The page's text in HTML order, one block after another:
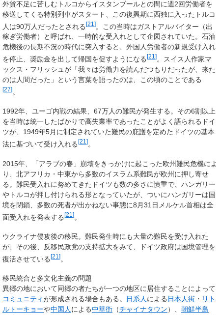
外貨不足に苦しむトルコからイスタンブールとの間に週2回労働者を
移送してくる特別列車がスタート、この復興期に西独に入ったトルコ
人は90万人だったとされる[21 ]。この当時はガストアルバイター（出
稼ぎ労働者）と呼ばれ、一時的な受入れとして企図されていた。石油
危機後の長期不況の時代に突入すると、外国人労働者の新規受け入れ
を停止、奨励金を出して帰国を促すようになる [21 ] 。スイス人作家マ
ックス・フリッシュが「我々は労働力を読んだつもりだったが、来た
のは人間だった」という言葉を語ったのは、この頃のことである
[27] 。
1992年、ユーゴ内戦の結果、67万人の難民が発生する。その6割以上
を当時は統一したばかりで高失業率であったことがよく語られるドイ
ツが、1949年5月に制定されていた難民の庇護を定めたドイツの基本
法に基づいて受け入れる [21 ] 。
2015年、「アラブの春」崩壊をきっかけに起こった欧州難民危機によ
り、北アフリカ・中東から多数のイスラム系難民が欧州に押し寄せ
る。難民受入れに努めてきたドイツも数の多さに慎重で、ハンガリー
やトルコが押し付けられる形となっていたが、ついにハンガリーは国
境を閉鎖、多数の死者が出かねない事態に8月31日メルケル首相は全
面受入れを発表する[21 ]。
ウクライナ侵攻後の移民。難民発生時にも大量の難民を受け入れた
が、その後、反移民政党の支持拡大をみて、ドイツ政府は国境管理を
復活させている[21 ]。
移民統合と多文化主義の問題
異郷の地において同郷の者たちが一つの地区に居住することによって
コミュニティが形成される場合もある。 日系人 による 日本人街 ・ リト
ルトーキョーや中国人 による中華街 （チャイナタウン）、 朝鮮半島